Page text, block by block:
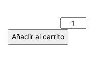
Añadir al carrito